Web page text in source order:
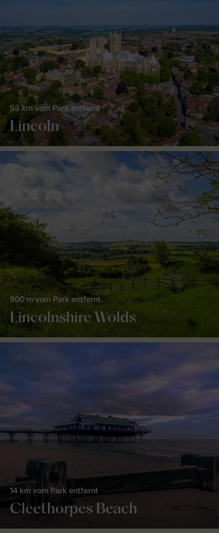
Lincoln
53 km vom Park entfernt
Lincolnshire Wolds
800 m vom Park entfernt
Cleethorpes Beach
14 km vom Park entfernt